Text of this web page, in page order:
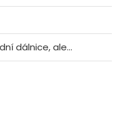
dálnice, ale…